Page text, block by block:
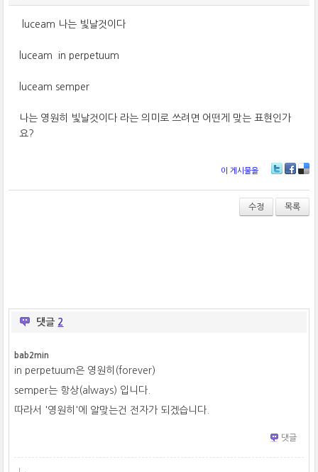
luceam 나는 빛날것이다
luceam in perpetuum
luceam semper
나는 영원히 빛날것이다 라는 의미로 쓰려면 어떤게 맞는 표현인가
요?
이 게시물을
wi
er
ce
bo
ok
lici
ou
s
수정 목록
댓글 2
bab2min
in perpetuum은 영원히(forever)
semper는 항상(always) 입니다.
따라서 '영원히'에 알맞는건 전자가 되겠습니다.
댓글